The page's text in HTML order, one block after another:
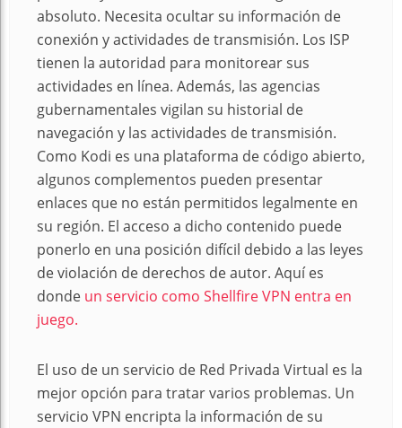
absoluto. Necesita ocultar su información de
conexión y actividades de transmisión. Los ISP
tienen la autoridad para monitorear sus
actividades en línea. Además, las agencias
gubernamentales vigilan su historial de
navegación y las actividades de transmisión.
Como Kodi es una plataforma de código abierto,
algunos complementos pueden presentar
enlaces que no están permitidos legalmente en
su región. El acceso a dicho contenido puede
ponerlo en una posición difícil debido a las leyes
de violación de derechos de autor. Aquí es
donde un servicio como Shellfire VPN entra en
juego.
El uso de un servicio de Red Privada Virtual es la
mejor opción para tratar varios problemas. Un
servicio VPN encripta la información de su